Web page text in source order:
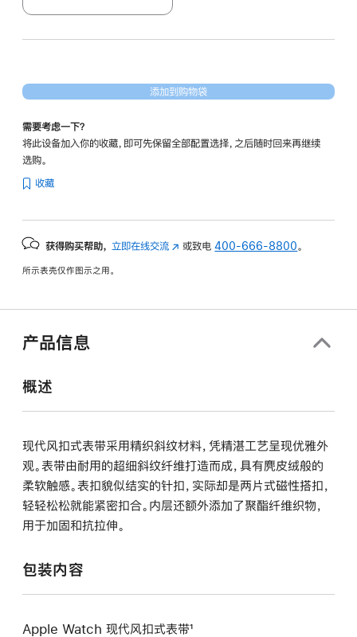
添加到购物袋
需要考虑一下？
将此设备加入你的收藏，即可先保留全部配置选择，之后随时回来再继续
选购。
收藏
获得购买帮助， 立即在线交流 (在
中
或致电400-666-8800 。
所示表壳仅作图示之用。
产品信息
概述
现代风扣式表带采用精织斜纹材料，凭精湛工艺呈现优雅外
观。表带由耐用的超细斜纹纤维打造而成，具有麂皮绒般的
柔软触感。表扣貌似结实的针扣，实际却是两片式磁性搭扣，
轻轻松松就能紧密扣合。内层还额外添加了聚酯纤维织物，
用于加固和抗拉伸。
包装内容
Apple Watch 现代风扣式表带¹